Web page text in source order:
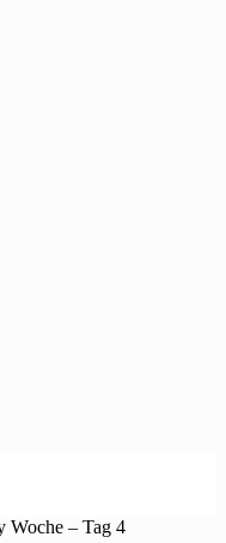
Woche – Tag 4